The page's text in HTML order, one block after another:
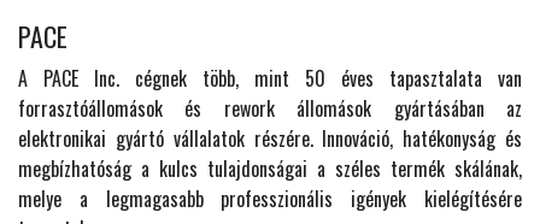
PACE
A PACE Inc. cégnek több, mint 50 éves tapasztalata van
forrasztóállomások és rework állomások gyártásában az
elektronikai gyártó vállalatok részére. Innováció, hatékonyság és
megbízhatóság a kulcs tulajdonságai a széles termék skálának,
melye a legmagasabb professzionális igények kielégítésére